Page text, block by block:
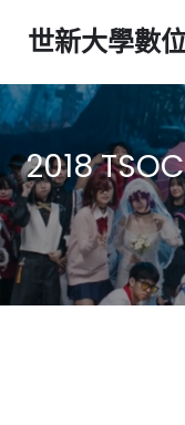
世新大學數
2018